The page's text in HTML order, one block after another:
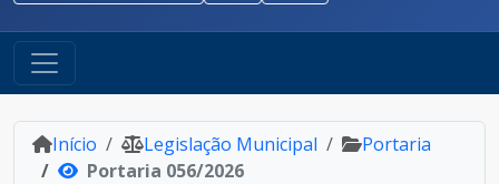
Início Legislação Municipal
Portaria
Portaria 056/2026